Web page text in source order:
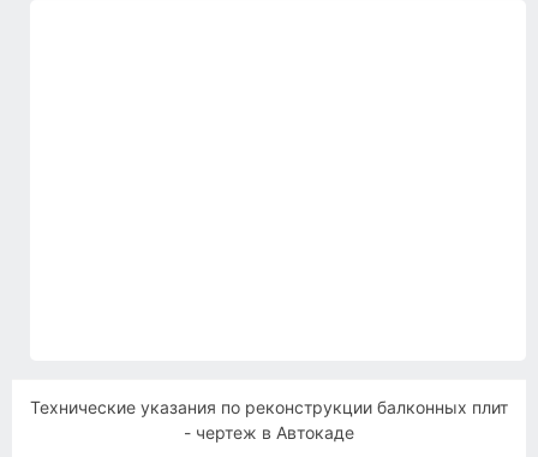
Технические указания по реконструкции балконных плит
- чертеж в Автокаде